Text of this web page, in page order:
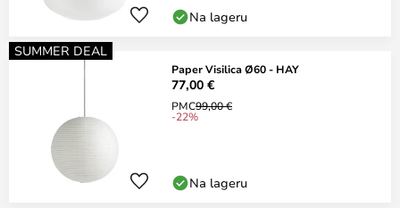
Na lageru
SUMMER DEAL
Paper Visilica Ø60 - HAY
77,00 €
PMC99,00 €
-22%
Na lageru